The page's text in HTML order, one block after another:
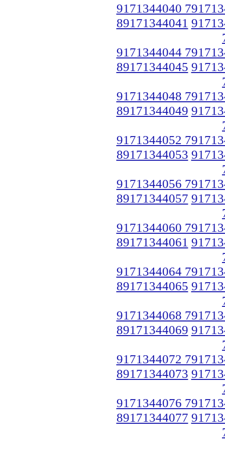
9171344040
89171344041
9171344044
89171344045
9171344048
89171344049
9171344052
89171344053
9171344056
89171344057
9171344060
89171344061
9171344064
89171344065
9171344068
89171344069
9171344072
89171344073
9171344076
89171344077